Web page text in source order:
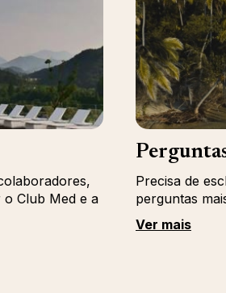
Club Med e a
Precisa de
perguntas
Ver mais